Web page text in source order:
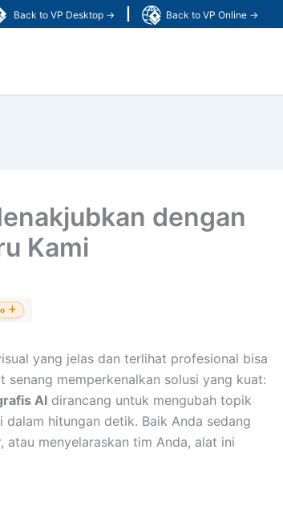
Back to VP Desktop → Back to VP Online →
dengan
Kami
yang jelas dan terlihat profesional bisa
memperkenalkan solusi yang kuat:
AI dirancang untuk mengubah topik
hitungan detik. Baik Anda sedang
atau menyelaraskan tim Anda, alat ini